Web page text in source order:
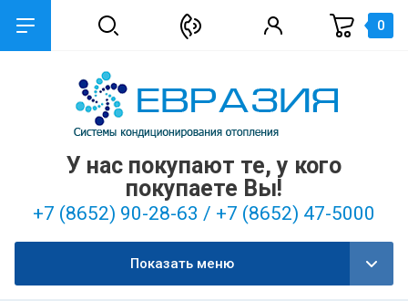
0
У нас покупают те, у кого
покупаете Вы!
+7 (8652) 90-28-63 / +7 (8652) 47-5000
Показать меню